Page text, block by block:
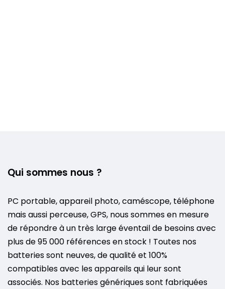
Qui sommes nous ?
PC portable, appareil photo, caméscope, téléphone
mais aussi perceuse, GPS, nous sommes en mesure
de répondre à un très large éventail de besoins avec
plus de 95 000 références en stock ! Toutes nos
batteries sont neuves, de qualité et 100%
compatibles avec les appareils qui leur sont
associés. Nos batteries génériques sont fabriquées